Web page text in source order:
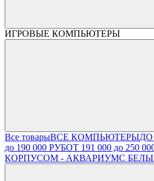
ИГРОВЫЕ КОМПЬЮТЕРЫ
Все товарыВСЕ КОМПЬЮТЕРЫДО
до 190 000 РУБОТ 191 000 до 250
КОРПУСОМ - АКВАРИУМС